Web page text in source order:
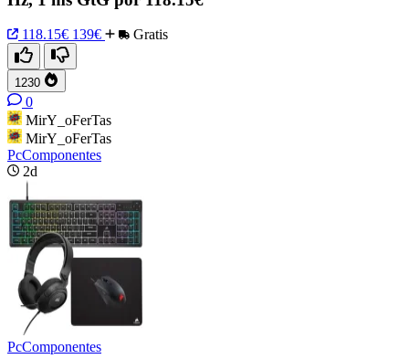
118.15€ 139€ Gratis
1230
0
MirY_oFerTas
MirY_oFerTas
PcComponentes
2d
PcComponentes